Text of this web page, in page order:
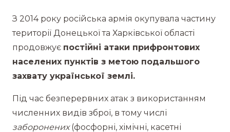
З 2014 року російська армія окупувала частину
території Донецької та Харківської області
продовжує постійні атаки прифронтових
населених пунктів з метою подальшого
захвату української землі.
Під час безперервних атак з використанням
численних видів зброї, в тому числі
заборонених(фосфорні, хімічні, касетні